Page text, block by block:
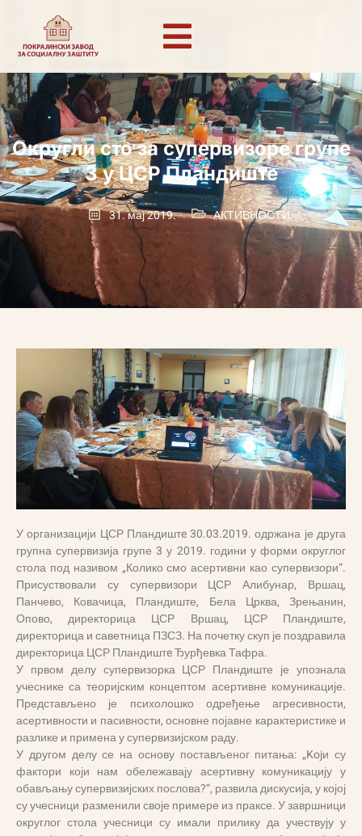
Округли сто за супервизоре групе
3 у ЦСР Пландиште
31. мај 2019. АКТИВНОСТИ
У организацији ЦСР Пландиштe 30.03.2019. одржана је друга
групна супервизија групе 3 у 2019. години у форми округлог
стола под називом „Колико смо асертивни као супервизори“.
Присуствовали су супервизори ЦСР Алибунар, Вршац,
Панчево, Ковачица, Пландиште, Бела Црква, Зрењанин,
Опово, директорица ЦСР Вршац, ЦСР Пландиште,
директорица и саветница ПЗСЗ. На почетку скуп је поздравила
директорица ЦСР Пландиштe Ђурђевка Тафра.
У првом делу супервизорка ЦСР Пландиште је упознала
учеснике са теоријским концептом асертивне комуникације.
Представљено је психолошко одређење агресивности,
асертивности и пасивности, основне појавне карактеристике и
разлике и примена у супервизијском раду.
У другом делу се на основу постављеног питања: „Kojи су
фактори који нам обележавају асертивну комуникацију у
обављању супервизијских послова?“, развила дискусија, у којој
су учесници разменили своје примере из праксе. У завршници
округлог стола учесници су имали прилику да учествују у